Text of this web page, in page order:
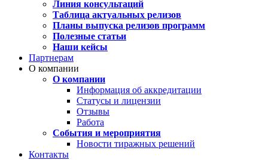
Линия консультаций
Таблица актуальных релизов
Планы выпуска релизов программ
Полезные статьи
Наши кейсы
Партнерам
О компании
О компании
Информация об аккредитации
Статусы и лицензии
Отзывы
Работа
События и мероприятия
Новости тиражных решений
Контакты